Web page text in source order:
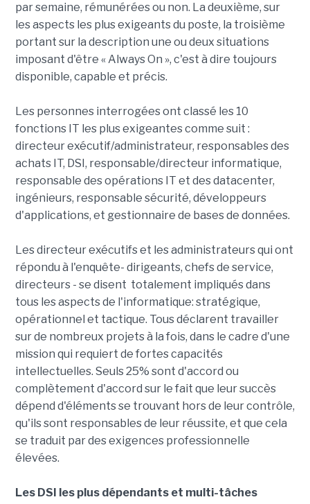
par semaine, rémunérées ou non. La deuxième, sur
les aspects les plus exigeants du poste, la troisième
portant sur la description une ou deux situations
imposant d'être « Always On », c'est à dire toujours
disponible, capable et précis.
Les personnes interrogées ont classé les 10
fonctions IT les plus exigeantes comme suit :
directeur exécutif/administrateur, responsables des
achats IT, DSI, responsable/directeur informatique,
responsable des opérations IT et des datacenter,
ingénieurs, responsable sécurité, développeurs
d'applications, et gestionnaire de bases de données.
Les directeur exécutifs et les administrateurs qui ont
répondu à l'enquête- dirigeants, chefs de service,
directeurs - se disent totalement impliqués dans
tous les aspects de l'informatique: stratégique,
opérationnel et tactique. Tous déclarent travailler
sur de nombreux projets à la fois, dans le cadre d'une
mission qui requiert de fortes capacités
intellectuelles. Seuls 25% sont d'accord ou
complètement d'accord sur le fait que leur succès
dépend d'éléments se trouvant hors de leur contrôle,
qu'ils sont responsables de leur réussite, et que cela
se traduit par des exigences professionnelle
élevées.
Les DSI les plus dépendants et multi-tâches